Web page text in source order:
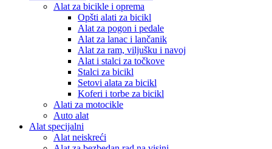
Alat za bicikle i oprema
Opšti alati za bicikl
Alat za pogon i pedale
Alat za lanac i lančanik
Alat za ram, viljušku i navoj
Alat i stalci za točkove
Stalci za bicikl
Setovi alata za bicikl
Koferi i torbe za bicikl
Alati za motocikle
Auto alat
Alat specijalni
Alat neiskreći